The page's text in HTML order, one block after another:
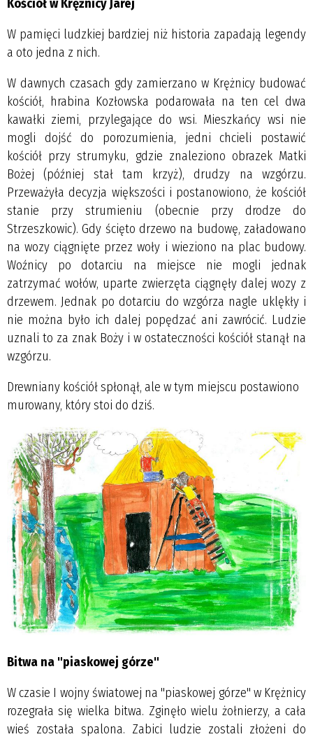
Kościół w Krężnicy Jarej
W pamięci ludzkiej bardziej niż historia zapadają legendy
a oto jedna z nich.
W dawnych czasach gdy zamierzano w Krężnicy budować
kościół, hrabina Kozłowska podarowała na ten cel dwa
kawałki ziemi, przylegające do wsi. Mieszkańcy wsi nie
mogli dojść do porozumienia, jedni chcieli postawić
kościół przy strumyku, gdzie znaleziono obrazek Matki
Bożej (później stał tam krzyż), drudzy na wzgórzu.
Przeważyła decyzja większości i postanowiono, że kościół
stanie przy strumieniu (obecnie przy drodze do
Strzeszkowic). Gdy ścięto drzewo na budowę, załadowano
na wozy ciągnięte przez woły i wieziono na plac budowy.
Woźnicy po dotarciu na miejsce nie mogli jednak
zatrzymać wołów, uparte zwierzęta ciągnęły dalej wozy z
drzewem. Jednak po dotarciu do wzgórza nagle uklękły i
nie można było ich dalej popędzać ani zawrócić. Ludzie
uznali to za znak Boży i w ostateczności kościół stanął na
wzgórzu.
Drewniany kościół spłonął, ale w tym miejscu postawiono
murowany, który stoi do dziś.
Bitwa na "piaskowej górze"
W czasie I wojny światowej na "piaskowej górze" w Krężnicy
rozegrała się wielka bitwa. Zginęło wielu żołnierzy, a cała
wieś została spalona. Zabici ludzie zostali złożeni do